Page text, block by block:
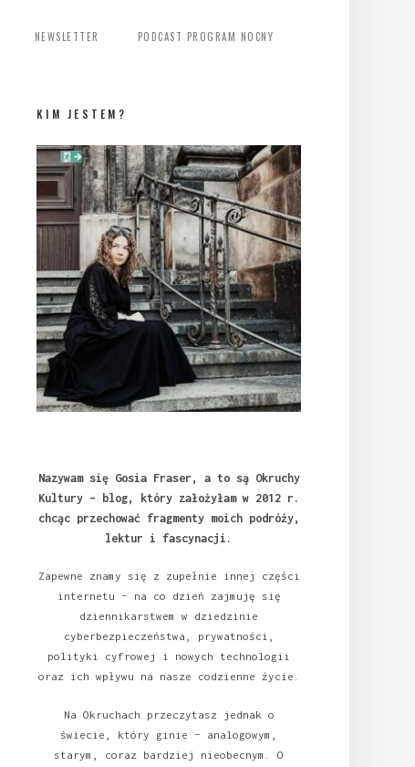
NEWSLETTER PODCAST PROGRAM NOCNY
KIM JESTEM?
Nazywam się Gosia Fraser, a to są Okruchy
Kultury – blog, który założyłam w 2012 r.
chcąc przechować fragmenty moich podróży,
lektur i fascynacji.
Zapewne znamy się z zupełnie innej części
internetu – na co dzień zajmuję się
dziennikarstwem w dziedzinie
cyberbezpieczeństwa, prywatności,
polityki cyfrowej i nowych technologii
oraz ich wpływu na nasze codzienne życie.
Na Okruchach przeczytasz jednak o
świecie, który ginie – analogowym,
starym, coraz bardziej nieobecnym. O